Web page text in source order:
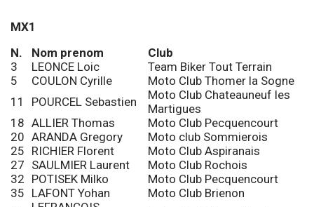
MX1
N.
Nom prenom
Club
3
LEONCE Loic
Team Biker Tout Terrain
5
COULON Cyrille
Moto Club Thomer la Sogne
11
POURCEL Sebastien
Moto Club Chateauneuf les
Martigues
18 ALLIER Thomas
Moto Club Pecquencourt
20 ARANDA Gregory
Moto club Sommierois
25 RICHIER Florent
Moto Club Aspiranais
27 SAULMIER Laurent
Moto Club Rochois
32 POTISEK Milko
Moto Club Pecquencourt
35 LAFONT Yohan
Moto Club Brienon